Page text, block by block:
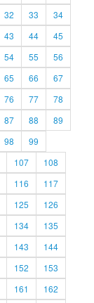
32 33
34
43 44
45
54 55
56
65 66
67
76 77
78
87 88
89
98
99
107
108
116
117
125
126
134
135
143
144
152
153
161
162